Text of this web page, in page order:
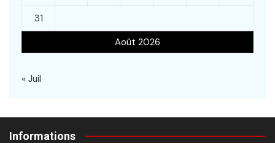
Août 2026
31
« Juil
Informations